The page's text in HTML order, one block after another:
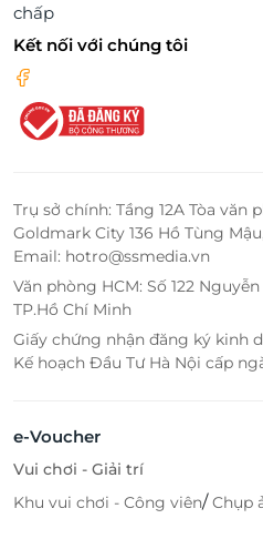
chấp
Kết nối với chúng tôi
Trụ sở chính: Tầng 12A Tòa văn
Goldmark City 136 Hồ Tùng
Email: hotro@ssmedia.vn
Văn phòng HCM: Số 122
TP.Hồ Chí Minh
Giấy chứng nhận đăng ký kinh
Kế hoạch Đầu Tư Hà Nội cấp
e-Voucher
Vui chơi - Giải trí
Khu vui chơi - Công viên/Chụp